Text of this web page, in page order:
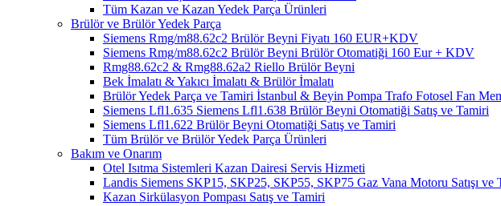
Tüm Kazan ve Kazan Yedek Parça Ürünleri
Brülör ve Brülör Yedek Parça
Siemens Rmg/m88.62c2 Brülör Beyni Fiyatı 160 EUR+KDV
Siemens Rmg/m88.62c2 Brülör Beyni Brülör Otomatiği 160 Eur + KDV
Rmg88.62c2 & Rmg88.62a2 Riello Brülör Beyni
Bek İmalatı & Yakıcı İmalatı & Brülör İmalatı
Brülör Yedek Parça ve Tamiri İstanbul & Beyin Pompa Trafo Fotosel Fan
Siemens Lfl1.635 Siemens Lfl1.638 Brülör Beyni Otomatiği Satış ve Tamiri
Siemens Lfl1.622 Brülör Beyni Otomatiği Satış ve Tamiri
Tüm Brülör ve Brülör Yedek Parça Ürünleri
Bakım ve Onarım
Otel Isıtma Sistemleri Kazan Dairesi Servis Hizmeti
Landis Siemens SKP15, SKP25, SKP55, SKP75 Gaz Vana Motoru Satışı ve
Kazan Sirkülasyon Pompası Satış ve Tamiri